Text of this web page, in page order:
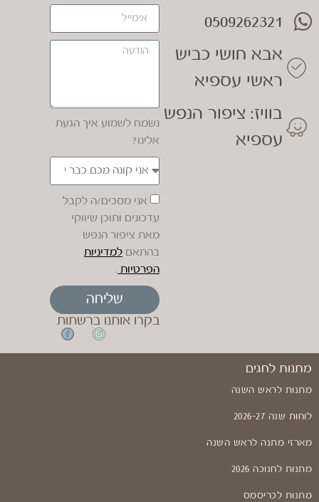
0509262321
אבא חושי כביש
ראשי עספיא
בוויז: ציפור הנפש
עספיא
נשמח לשמוע איך הגעת
אלינו?
אני מסכים/ה לקבל
עדכונים ותוכן שיווקי
מאת ציפור הנפש
בהתאם למדיניות
הפרטיות .
שליחה
בקרו אותנו ברשתות
מתנות לחגים
מתנות לראש השנה
לוחות שנה 2026-27
מארזי מתנה לראש השנה
מתנות לחנוכה 2026
מתנות לכריסמס